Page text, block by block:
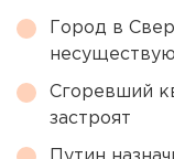
Город в
Сгоревший
застроят